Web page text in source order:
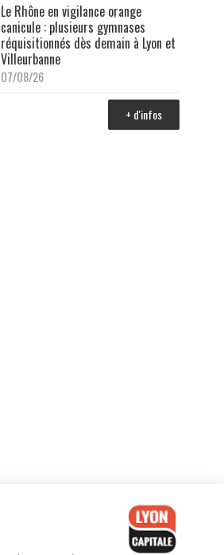
Le Rhône en vigilance orange
canicule : plusieurs gymnases
réquisitionnés dès demain à Lyon et
Villeurbanne
07/08/26
+ d'infos